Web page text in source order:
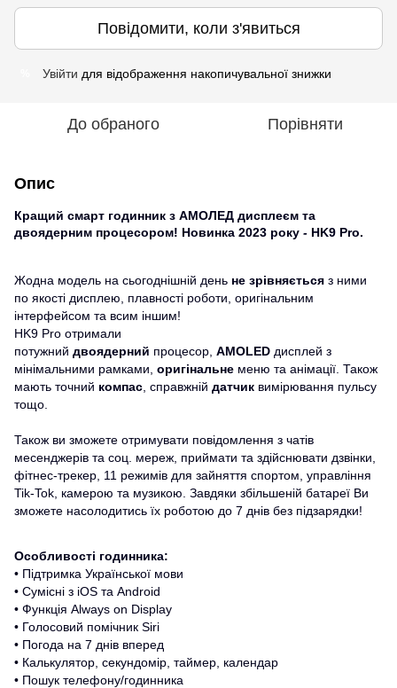
Повідомити, коли з'явиться
Увійти для відображення накопичувальної знижки
До обраного Порівняти
Опис
Кращий смарт годинник з АМОЛЕД дисплеєм та
двоядерним процесором! Новинка 2023 року - HK9 Pro.
Жодна модель на сьогоднішній день не зрівняється з ними
по якості дисплею, плавності роботи, оригінальним
інтерфейсом та всим іншим!
HK9 Pro отримали
потужний двоядерний процесор, AMOLED дисплей з
мінімальними рамками, оригінальне меню та анімації. Також
мають точний компас , справжній датчик вимірювання пульсу
тощо.
Також ви зможете отримувати повідомлення з чатів
месенджерів та соц. мереж, приймати та здійснювати дзвінки,
фітнес-трекер, 11 режимів для зайняття спортом, управління
Tik-Tok, камерою та музикою. Завдяки збільшеній батареї Ви
зможете насолодитись їх роботою до 7 днів без підзарядки!
Особливості годинника:
• Підтримка Української мови
• Сумісні з iOS та Android
• Функція Always on Display
• Голосовий помічник Siri
• Погода на 7 днів вперед
• Калькулятор, секундомір, таймер, календар
• Пошук телефону/годинника